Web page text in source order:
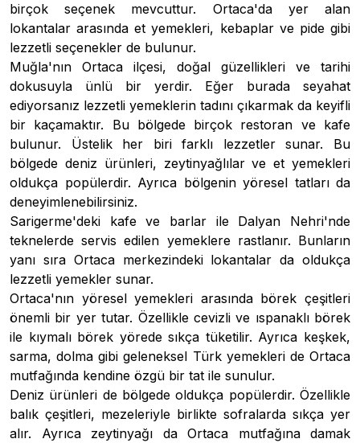
birçok seçenek mevcuttur. Ortaca'da yer alan
lokantalar arasında et yemekleri, kebaplar ve pide gibi
lezzetli seçenekler de bulunur.
Muğla'nın Ortaca ilçesi, doğal güzellikleri ve tarihi
dokusuyla ünlü bir yerdir. Eğer burada seyahat
ediyorsanız lezzetli yemeklerin tadını çıkarmak da keyifli
bir kaçamaktır. Bu bölgede birçok restoran ve kafe
bulunur. Üstelik her biri farklı lezzetler sunar. Bu
bölgede deniz ürünleri, zeytinyağlılar ve et yemekleri
oldukça popülerdir. Ayrıca bölgenin yöresel tatları da
deneyimlenebilirsiniz.
Sarigerme'deki kafe ve barlar ile Dalyan Nehri'nde
teknelerde servis edilen yemeklere rastlanır. Bunların
yanı sıra Ortaca merkezindeki lokantalar da oldukça
lezzetli yemekler sunar.
Ortaca'nın yöresel yemekleri arasında börek çeşitleri
önemli bir yer tutar. Özellikle cevizli ve ıspanaklı börek
ile kıymalı börek yörede sıkça tüketilir. Ayrıca keşkek,
sarma, dolma gibi geleneksel Türk yemekleri de Ortaca
mutfağında kendine özgü bir tat ile sunulur.
Deniz ürünleri de bölgede oldukça popülerdir. Özellikle
balık çeşitleri, mezeleriyle birlikte sofralarda sıkça yer
alır. Ayrıca zeytinyağı da Ortaca mutfağına damak